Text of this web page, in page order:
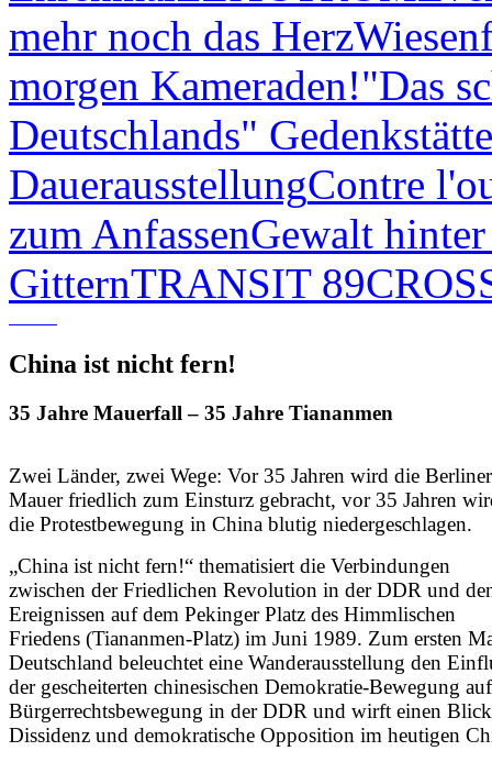
mehr noch das Herz
morgen Kameraden!"Das
Deutschlands"
DauerausstellungContre
zum AnfassenGewalt
GitternTRANSIT 89
China ist nicht fern!
35 Jahre Mauerfall – 35 Jahre Tiananmen
Zwei Länder, zwei Wege: Vor 35 Jahren wird die Berliner
Mauer friedlich zum Einsturz gebracht, vor 35 Jahren
die Protestbewegung in China blutig niedergeschlagen.
„China ist nicht fern!“ thematisiert die Verbindungen
zwischen der Friedlichen Revolution in der DDR und
Ereignissen auf dem Pekinger Platz des Himmlischen
Friedens (Tiananmen-Platz) im Juni 1989. Zum ersten
Deutschland beleuchtet eine Wanderausstellung den
der gescheiterten chinesischen Demokratie-Bewegung
Bürgerrechtsbewegung in der DDR und wirft einen
Dissidenz und demokratische Opposition im heutigen